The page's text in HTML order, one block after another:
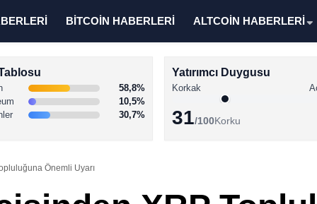
BİTCOİN HABERLERİ ALTCOİN HABERLERİ
58,8%
10,5%
30,7%
Yatırımcı Duygusu
Korkak
31/100Korku
Önemli Uyarı